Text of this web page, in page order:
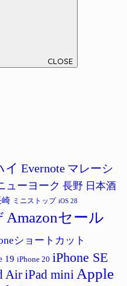
CLOSE
イ Evernote マレーシ
ューヨーク 長野 日本酒
崎 ミニストップ iOS 28
Amazonセール
ショートカット
19 iPhone 20 iPhone SE
AiriPad mini Apple